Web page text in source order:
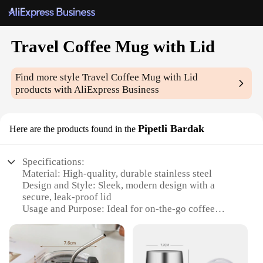
Travel Coffee Mug with Lid
Find more styleTravel Coffee Mug with Lid
products with AliExpress Business
Here are the products found in the Pipetli Bardak
Specifications:
Material: High-quality, durable stainless steel
Design and Style: Sleek, modern design with a
secure, leak-proof lid
Usage and Purpose: Ideal for on-the-go coffee
Typical Adaptive Scenario: Perfect for commuting,
traveling, or office use
Shape or Size or Weight or Quantity: Lightweight